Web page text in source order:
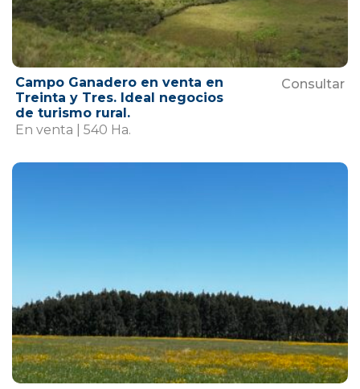
Campo Ganadero en venta en
Treinta y Tres. Ideal negocios
de turismo rural.
Consultar
En venta | 540 Ha.